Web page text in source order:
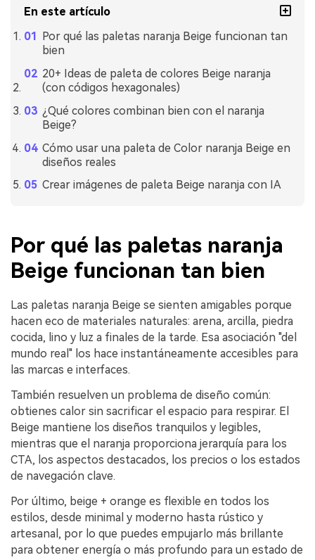
En este artículo
Por qué las paletas naranja Beige funcionan tan
bien
20+ Ideas de paleta de colores Beige naranja
(con códigos hexagonales)
¿Qué colores combinan bien con el naranja
Beige?
Cómo usar una paleta de Color naranja Beige en
diseños reales
Crear imágenes de paleta Beige naranja con IA
Por qué las paletas naranja
Beige funcionan tan bien
Las paletas naranja Beige se sienten amigables porque
hacen eco de materiales naturales: arena, arcilla, piedra
cocida, lino y luz a finales de la tarde. Esa asociación "del
mundo real" los hace instantáneamente accesibles para
las marcas e interfaces.
También resuelven un problema de diseño común:
obtienes calor sin sacrificar el espacio para respirar. El
Beige mantiene los diseños tranquilos y legibles,
mientras que el naranja proporciona jerarquía para los
CTA, los aspectos destacados, los precios o los estados
de navegación clave.
Por último, beige + orange es flexible en todos los
estilos, desde minimal y moderno hasta rústico y
artesanal, por lo que puedes empujarlo más brillante
para obtener energía o más profundo para un estado de